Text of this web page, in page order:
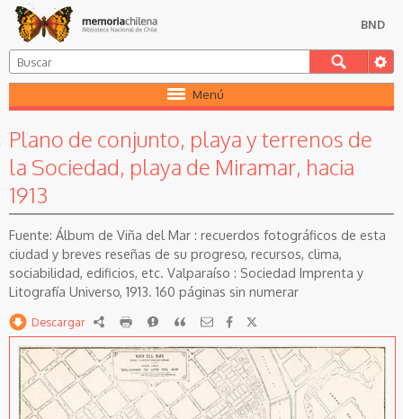
BND
Menú
Plano de conjunto, playa y terrenos de
la Sociedad, playa de Miramar, hacia
1913
Álbum de Viña del Mar : recuerdos fotográficos de esta
ciudad y breves reseñas de su progreso, recursos, clima,
sociabilidad, edificios, etc. Valparaíso : Sociedad Imprenta y
Litografía Universo, 1913. 160 páginas sin numerar
Descargar RDF imprimirReportarCitar